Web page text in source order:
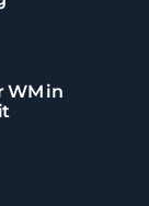
WM in